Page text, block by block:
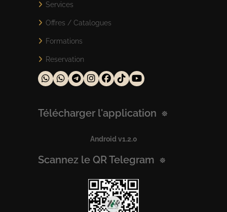
Services
Offres / Catalogues
Formations
Reservation
Télécharger l'application
Android v1.2.0
Scannez le QR Telegram